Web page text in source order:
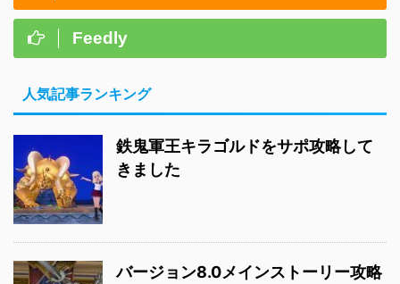
Feedly
人気記事ランキング
鉄鬼軍王キラゴルドをサポ攻略して
きました
バージョン8.0メインストーリー攻略